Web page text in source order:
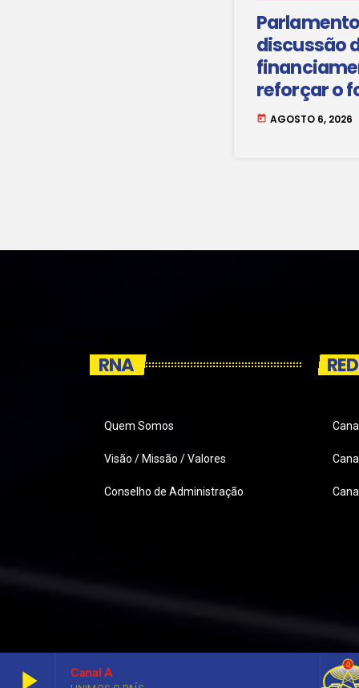
discussão
reforçar o
eletricidade
today AGOSTO 6, 2026
RNA
Quem Somos
Visão / Missão / Valores
Conselho de Administração
play_arrow Canal A